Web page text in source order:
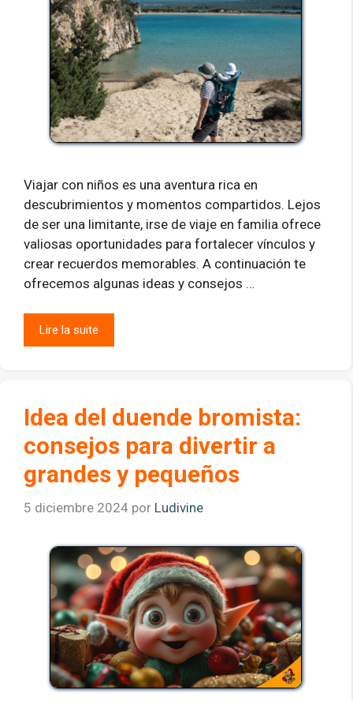
Viajar con niños es una aventura rica en
descubrimientos y momentos compartidos. Lejos
de ser una limitante, irse de viaje en familia ofrece
valiosas oportunidades para fortalecer vínculos y
crear recuerdos memorables. A continuación te
ofrecemos algunas ideas y consejos …
Lire la suite
Idea del duende bromista:
consejos para divertir a
grandes y pequeños
5 diciembre 2024 por Ludivine